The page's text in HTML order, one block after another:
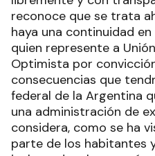
reconoce que se trata
haya una continuidad
quien represente a
Optimista por
consecuencias que
federal de la Argentina
una administración de
considera, como se ha
parte de los habitantes